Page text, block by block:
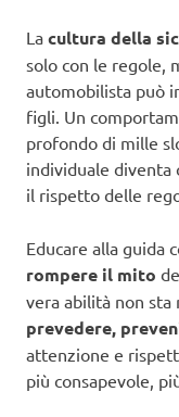
La cultura della
solo con le regole,
automobilista può
figli. Un
profondo di mille
individuale diventa
il rispetto delle
Educare alla guida
rompere il mito
vera abilità non sta
prevedere,
attenzione e
più consapevole,